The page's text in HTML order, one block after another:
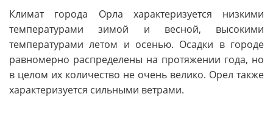
Климат города Орла характеризуется низкими
температурами зимой и весной, высокими
температурами летом и осенью. Осадки в городе
равномерно распределены на протяжении года, но
в целом их количество не очень велико. Орел также
характеризуется сильными ветрами.